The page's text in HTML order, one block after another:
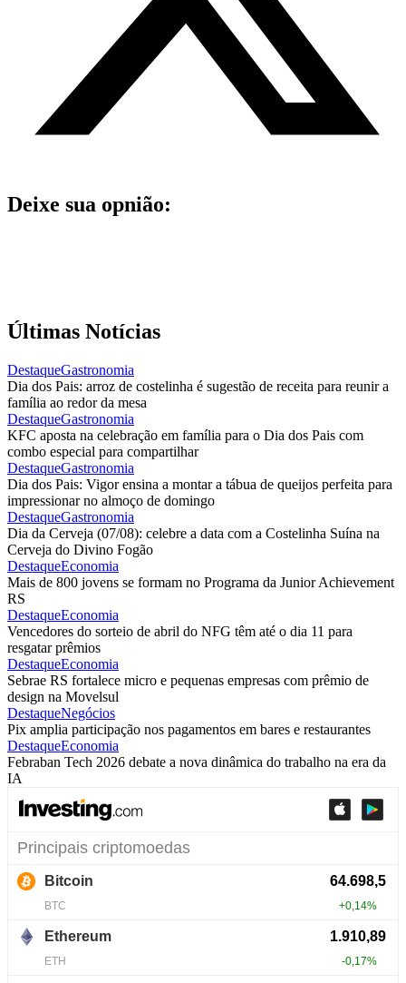
Deixe sua opnião:
Últimas Notícias
DestaqueGastronomia
Dia dos Pais: arroz de costelinha é sugestão de receita para reunir a
família ao redor da mesa
DestaqueGastronomia
KFC aposta na celebração em família para o Dia dos Pais com
combo especial para compartilhar
DestaqueGastronomia
Dia dos Pais: Vigor ensina a montar a tábua de queijos perfeita para
impressionar no almoço de domingo
DestaqueGastronomia
Dia da Cerveja (07/08): celebre a data com a Costelinha Suína na
Cerveja do Divino Fogão
DestaqueEconomia
Mais de 800 jovens se formam no Programa da Junior Achievement
RS
DestaqueEconomia
Vencedores do sorteio de abril do NFG têm até o dia 11 para
resgatar prêmios
DestaqueEconomia
Sebrae RS fortalece micro e pequenas empresas com prêmio de
design na Movelsul
DestaqueNegócios
Pix amplia participação nos pagamentos em bares e restaurantes
DestaqueEconomia
Febraban Tech 2026 debate a nova dinâmica do trabalho na era da
IA